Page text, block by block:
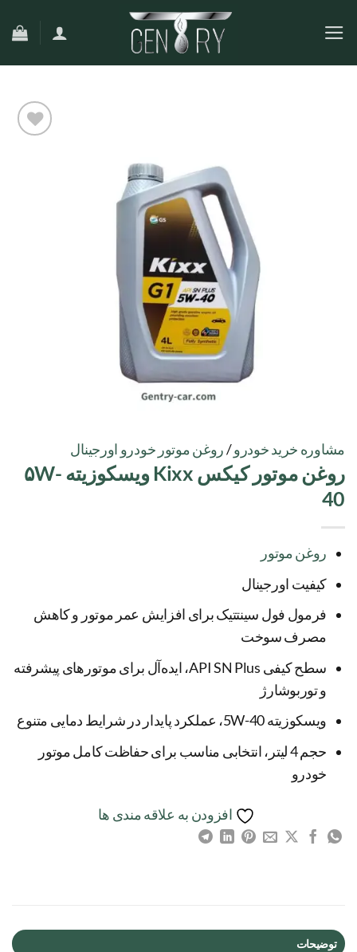
مشاوره خرید خودرو/روغن موتور خودرو اورجینال
روغن موتور کیکس Kixx ویسکوزیته ۵W-
40
روغن موتور
کیفیت اورجینال
فرمول فول سینتتیک برای افزایش عمر موتور و کاهش
مصرف سوخت
سطح کیفی API SN Plus، ایده‌آل برای موتورهای پیشرفته
و توربوشارژ
ویسکوزیته 5W-40، عملکرد پایدار در شرایط دمایی متنوع
حجم 4 لیتر، انتخابی مناسب برای حفاظت کامل موتور
خودرو
افزودن به علاقه مندی ها
توضیحات